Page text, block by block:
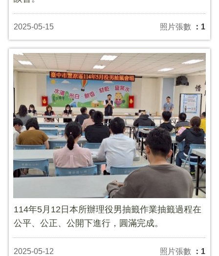
2025-05-15 照片張數 ：1
114年5月12日本所辦理役男抽籤作業抽籤過程在
公平、公正、公開下進行，圓滿完成。
2025-05-12 照片張數 ：1